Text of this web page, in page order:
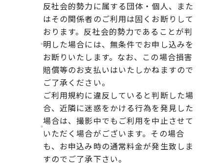
反社会的勢力に属する団体・個人、また
はその関係者のご利用は固くお断りして
おります。反社会的勢力であることが判
明した場合には、無条件でお申し込みを
お断りいたします。なお、この場合損害
賠償等のお支払いはいたしかねますので
ご了承ください。
ご利用規約に違反していると判断した場
合、近隣に迷惑をかける行為を発見した
場合は、撮影中でもご利用を中止させて
いただく場合がございます。その場合
も、お申込み時の通常料金が発生致しま
すのでご了承下さい。